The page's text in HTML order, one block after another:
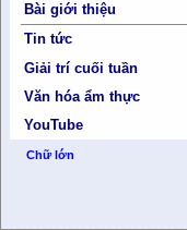
Bài giới thiệu
Tin tức
Giải trí cuối tuần
Văn hóa ẩm thực
YouTube
Chữ lớn